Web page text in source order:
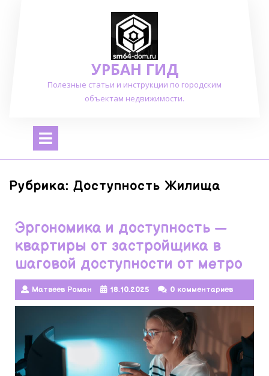
УРБАН ГИД
Полезные статьи и инструкции по городским
объектам недвижимости.
Открыть
Рубрика: Доступность Жилища
Эргономика и доступность —
квартиры от застройщика в
шаговой доступности от метро
Матвеев Роман 18.10.2025 0 комментариев